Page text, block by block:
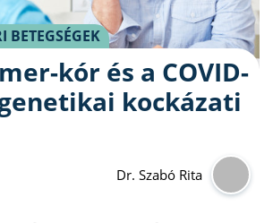
BETEGSÉGEK
kór és a COVID-
kockázati
Dr. Szabó Rita